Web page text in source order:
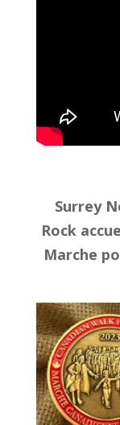
Surrey
Rock
Marche